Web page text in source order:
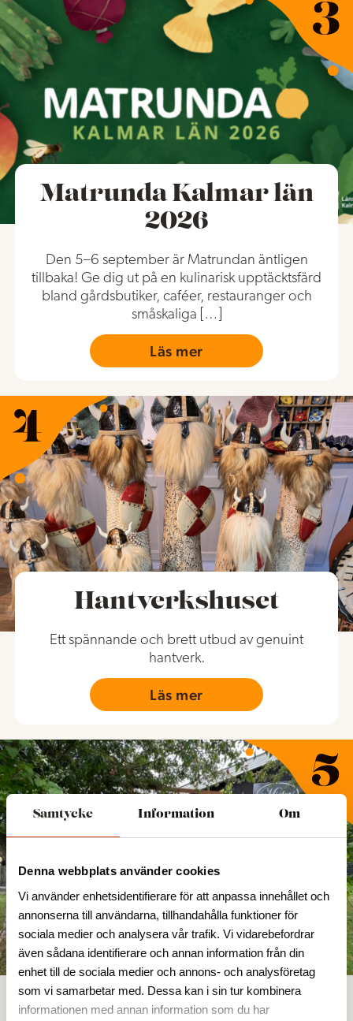
Samtycke Information Om
Denna webbplats använder cookies
Vi använder enhetsidentifierare för att anpassa innehållet och
annonserna till användarna, tillhandahålla funktioner för
sociala medier och analysera vår trafik. Vi vidarebefordrar
även sådana identifierare och annan information från din
enhet till de sociala medier och annons- och analysföretag
som vi samarbetar med. Dessa kan i sin tur kombinera
informationen med annan information som du har
Matrunda Kalmar län
2026
Den 5–6 september är Matrundan äntligen
tillbaka! Ge dig ut på en kulinarisk upptäcktsfärd
bland gårdsbutiker, caféer, restauranger och
småskaliga […]
Läs mer
Hantverkshuset
Ett spännande och brett utbud av genuint
hantverk.
Läs mer
Mickas Hem & Mode
I Strömbergshyttan längs med riksväg 25 hittar
du Mickas Hem & Mode. Här finns damkläder